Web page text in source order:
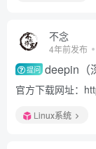
不念
4年前发布
提问 deepin（
官方下载网址：
Linux系统